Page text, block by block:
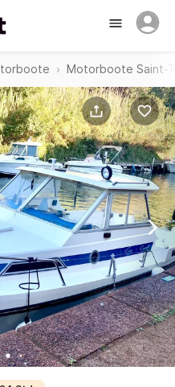
Motorboote Saint-